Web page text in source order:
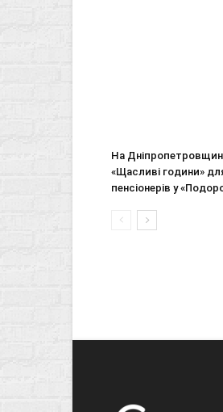
На
«Щасливі години»
пенсіонерів у